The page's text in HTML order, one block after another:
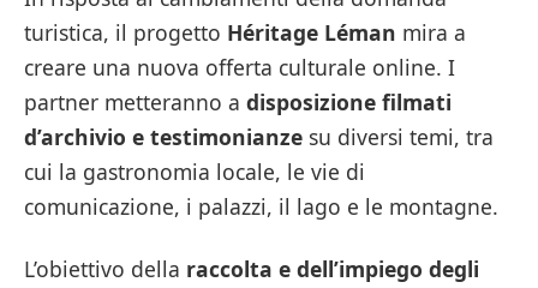
turistica, il progetto Héritage Léman mira a
creare una nuova offerta culturale online. I
partner metteranno a disposizione filmati
d’archivio e testimonianze su diversi temi, tra
cui la gastronomia locale, le vie di
comunicazione, i palazzi, il lago e le montagne.
L’obiettivo della raccolta e dell’impiego degli